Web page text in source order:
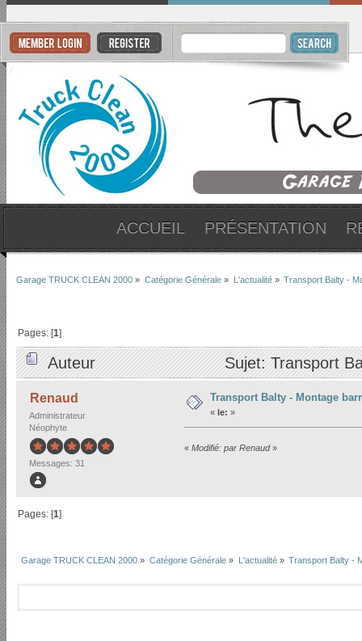
ACCUEIL PRÉSENTATION
Garage TRUCK CLEAN 2000 » Catégorie Générale » L'actualité» Transport Balty -
Pages: [1]
Auteur Sujet: Transport
Renaud
Administrateur
Néophyte
Messages: 31
Transport Balty - Montage
« le: »
« Modifié: par Renaud»
Pages: [1]
Garage TRUCK CLEAN 2000 » Catégorie Générale » L'actualité» Transport Balty -